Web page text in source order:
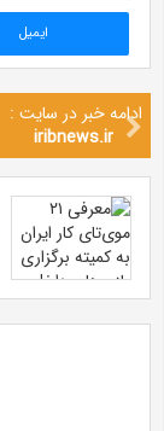
ایمیل
ادامه خبر در سایت :
iribnews.ir